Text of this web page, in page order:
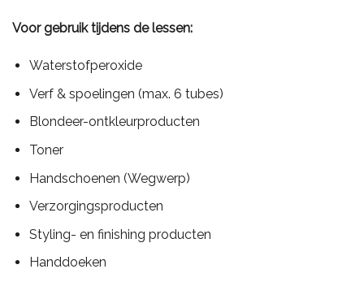
Voor gebruik tijdens de lessen:
Waterstofperoxide
Verf & spoelingen (max. 6 tubes)
Blondeer-ontkleurproducten
Toner
Handschoenen (Wegwerp)
Verzorgingsproducten
Styling- en finishing producten
Handdoeken